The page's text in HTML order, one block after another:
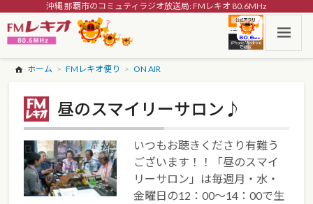
沖縄 那覇市のコミュティラジオ放送局: FMレキオ 80.6MHz
ホーム FMレキオ便り ON AIR
昼のスマイリーサロン♪
いつもお聴きくださり有難う
ございます！！「昼のスマイ
リーサロン」は毎週月・水・
金曜日の12：00～14：00で生